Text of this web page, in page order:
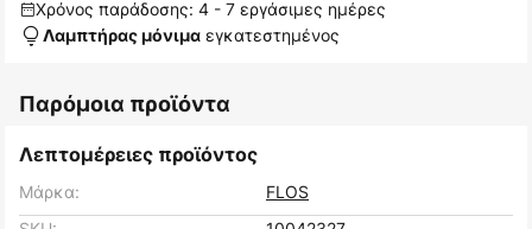
Χρόνος παράδοσης: 4 - 7 εργάσιμες ημέρες
Λαμπτήρας μόνιμα εγκατεστημένος
Παρόμοια προϊόντα
Λεπτομέρειες προϊόντος
Μάρκα:
FLOS